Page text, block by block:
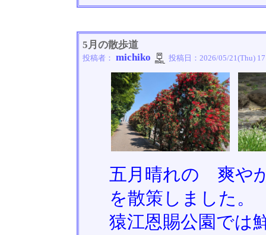
5月の散歩道
投稿者： michiko 投稿日： 2026/05/21(Thu)
五月晴れの 爽や
を散策しました。
猿江恩賜公園では